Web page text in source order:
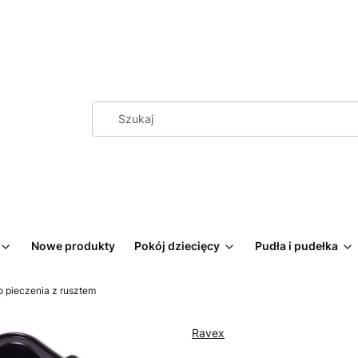
Nowe produkty Pokój dziecięcy Pudła i pudełka
pieczenia z rusztem
Ravex